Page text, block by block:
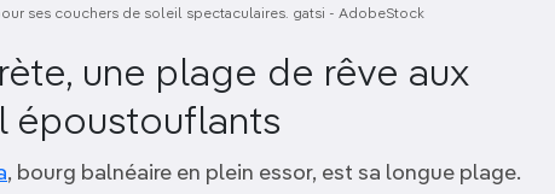
ses couchers de soleil spectaculaires. gatsi - AdobeStock
une plage de rêve aux
époustouflants
, bourg balnéaire en plein essor, est sa longue plage.